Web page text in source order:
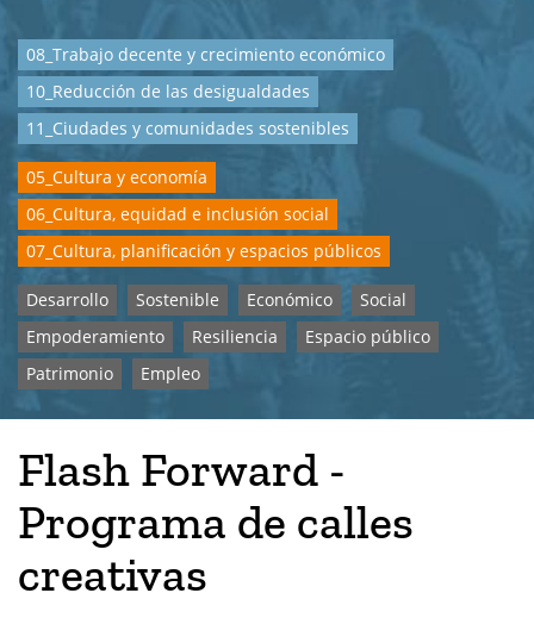
08_Trabajo decente y crecimiento económico
10_Reducción de las desigualdades
11_Ciudades y comunidades sostenibles
05_Cultura y economía
06_Cultura, equidad e inclusión social
07_Cultura, planificación y espacios públicos
Desarrollo Sostenible Económico
Social
Empoderamiento
Resiliencia
Espacio público
Patrimonio
Empleo
Flash Forward -
Programa de calles
creativas